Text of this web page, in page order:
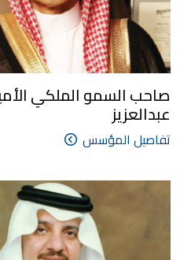
صاحب السمو الملكي
عبدالعزيز
تفاصيل المؤسس